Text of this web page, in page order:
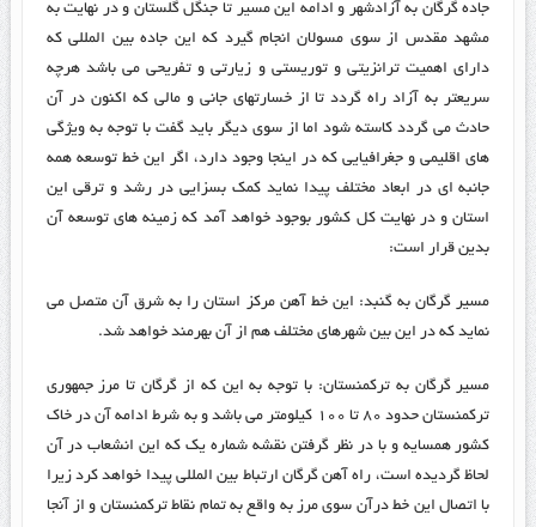
جاده گرگان به آزادشهر و ادامه این مسیر تا جنگل گلستان و در نهایت به
مشهد مقدس از سوی مسولان انجام گیرد که این جاده بین المللی که
دارای اهمیت ترانزیتی و توریستی و زیارتی و تفریحی می باشد هرچه
سریعتر به آزاد راه گردد تا از خسارتهای جانی و مالی که اکنون در آن
حادث می گردد کاسته شود اما از سوی دیگر باید گفت با توجه به ویژگی
های اقلیمی و جغرافیایی که در اینجا وجود دارد، اگر این خط توسعه همه
جانبه ای در ابعاد مختلف پیدا نماید کمک بسزایی در رشد و ترقی این
استان و در نهایت کل کشور بوجود خواهد آمد که زمینه های توسعه آن
بدین قرار است:
مسیر گرگان به گنبد: این خط آهن مرکز استان را به شرق آن متصل می
نماید که در این بین شهرهای مختلف هم از آن بهرمند خواهد شد.
مسیر گرگان به ترکمنستان: با توجه به این که از گرگان تا مرز جمهوری
ترکمنستان حدود ۸۰ تا ۱۰۰ کیلومتر می باشد و به شرط ادامه آن در خاک
کشور همسایه و با در نظر گرفتن نقشه شماره یک که این انشعاب در آن
لحاظ گردیده است، راه آهن گرگان ارتباط بین المللی پیدا خواهد کرد زیرا
با اتصال این خط درآن سوی مرز به واقع به تمام نقاط ترکمنستان و از آنجا